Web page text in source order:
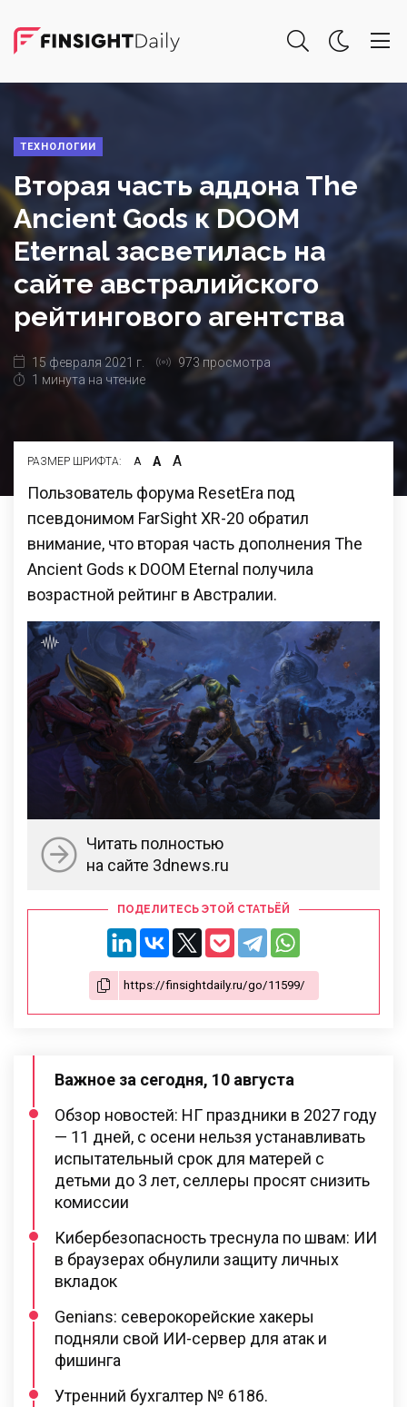
ТЕХНОЛОГИИ
Вторая часть аддона The
Ancient Gods к DOOM
Eternal засветилась на
сайте австралийского
рейтингового агентства
15 февраля 2021 г.
973 просмотра
1 минута на чтение
РАЗМЕР ШРИФТА: А А А
Пользователь форума ResetEra под
псевдонимом FarSight XR-20 обратил
внимание, что вторая часть дополнения The
Ancient Gods к DOOM Eternal получила
возрастной рейтинг в Австралии.
Читать полностью
на сайте 3dnews.ru
ПОДЕЛИТЕСЬ ЭТОЙ СТАТЬЁЙ
Важное за сегодня, 10 августа
Обзор новостей: НГ праздники в 2027 году
— 11 дней, с осени нельзя устанавливать
испытательный срок для матерей с
детьми до 3 лет, селлеры просят снизить
комиссии
Кибербезопасность треснула по швам: ИИ
в браузерах обнулили защиту личных
вкладок
Genians: северокорейские хакеры
подняли свой ИИ-сервер для атак и
фишинга
Утренний бухгалтер № 6186.